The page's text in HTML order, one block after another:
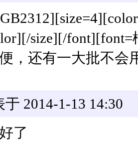
size][/font][font=
，还有一大批不会
2014-1-13 14:30
了